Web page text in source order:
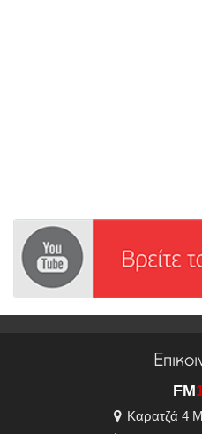
FM
Καρατζά 4